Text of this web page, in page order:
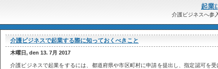
起業
介護ビジネスへ参
介護ビジネスで起業する際に知っておくべきこと
木曜日, den 13. 7月 2017
介護ビジネスで起業をするには、都道府県や市区町村に申請を提出し、指定認可を